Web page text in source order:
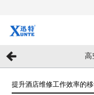
高
提升酒店维修工作效率的